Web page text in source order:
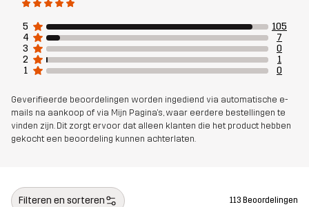
5
105
4
7
3
0
2
1
1
0
Geverifieerde beoordelingen worden ingediend via automatische e-
mails na aankoop of via Mijn Pagina's, waar eerdere bestellingen te
vinden zijn. Dit zorgt ervoor dat alleen klanten die het product hebben
gekocht een beoordeling kunnen achterlaten.
Filteren en sorteren 113 Beoordelingen